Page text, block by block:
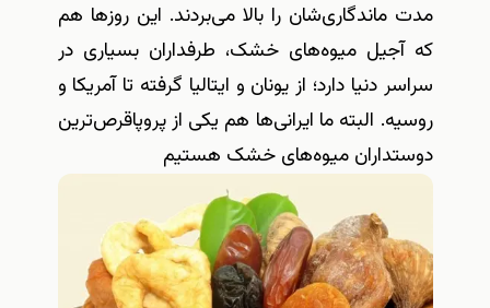
مدت ماندگاری‌شان را بالا می‌بردند. این روزها هم
که آجیل میوه‌های خشک، طرفداران بسیاری در
سراسر دنیا دارد؛ از یونان و ایتالیا گرفته تا آمریکا و
روسیه. البته ما ایرانی‌ها هم یکی از پروپاقرص‌ترین
دوستداران میوه‌های خشک هستیم